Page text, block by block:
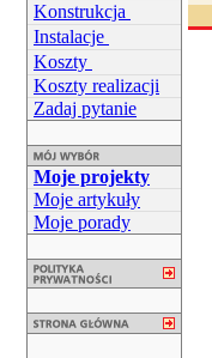
Konstrukcja
Instalacje
Koszty
Koszty realizacji
Zadaj pytanie
Moje projekty
Moje artykuły
Moje porady